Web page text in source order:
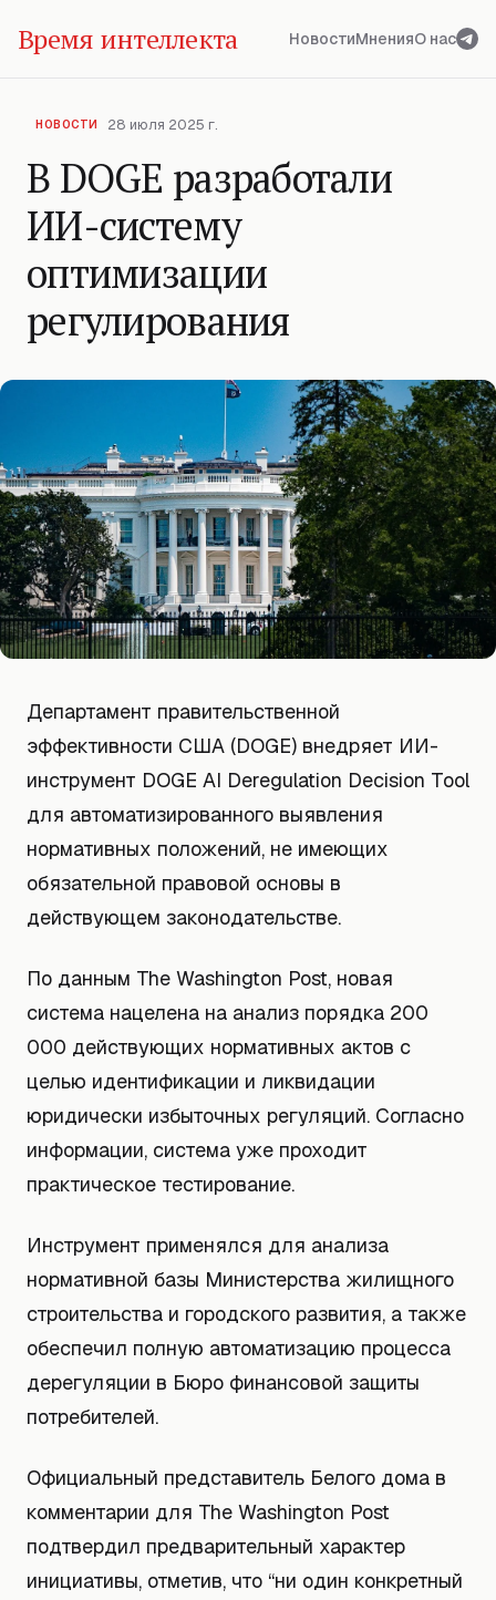
Время интеллекта НовостиМненияО нас
НОВОСТИ 28 июля 2025 г.
В DOGE разработали
ИИ-систему
оптимизации
регулирования
Департамент правительственной
эффективности США (DOGE) внедряет ИИ-
инструмент DOGE AI Deregulation Decision Tool
для автоматизированного выявления
нормативных положений, не имеющих
обязательной правовой основы в
действующем законодательстве.
По данным The Washington Post, новая
система нацелена на анализ порядка 200
000 действующих нормативных актов с
целью идентификации и ликвидации
юридически избыточных регуляций. Согласно
информации, система уже проходит
практическое тестирование.
Инструмент применялся для анализа
нормативной базы Министерства жилищного
строительства и городского развития, а также
обеспечил полную автоматизацию процесса
дерегуляции в Бюро финансовой защиты
потребителей.
Официальный представитель Белого дома в
комментарии для The Washington Post
подтвердил предварительный характер
инициативы, отметив, что “ни один конкретный